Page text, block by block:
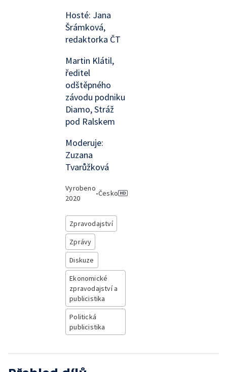
Hosté: Jana
Šrámková,
redaktorka ČT
Martin Klátil,
ředitel
odštěpného
závodu podniku
Diamo, Stráž
pod Ralskem
Moderuje:
Zuzana
Tvarůžková
Vyrobeno
2020
•Česko
Zpravodajství
Zprávy
Diskuze
Ekonomické
zpravodajství a
publicistika
Politická
publicistika